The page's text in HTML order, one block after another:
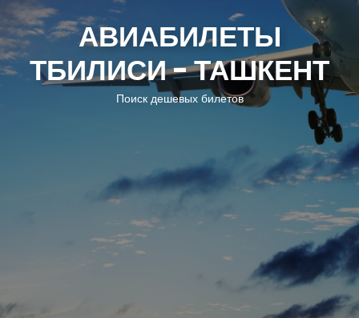
АВИАБИЛЕТЫ
ТБИЛИСИ - ТАШКЕНТ
Поиск дешевых билетов